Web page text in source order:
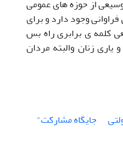
وجود دارد و برای
کلمه ی برابری راه بس
زنان والبته مردان
جایگاه مشارکت"